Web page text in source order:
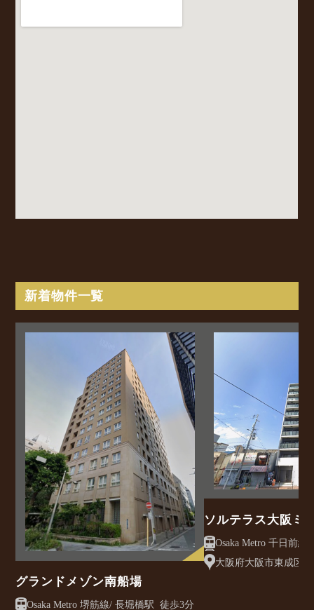
新着物件一覧
グランドメゾン南船場
Osaka Metro 堺筋線/ 長堀橋駅 徒歩3分
ソルテラス大阪ミ
クレアスト
大阪府大阪市東成区